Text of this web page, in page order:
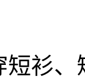
短衫